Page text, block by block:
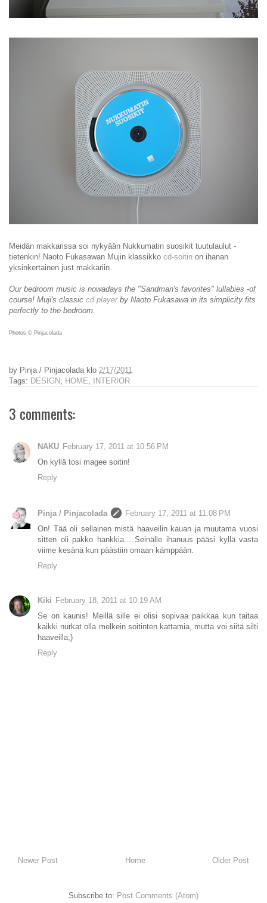
Meidän makkarissa soi nykyään Nukkumatin suosikit tuutulaulut -
tietenkin! Naoto Fukasawan Mujin klassikko cd-soitin on ihanan
yksinkertainen just makkariin.
Our bedroom music is nowadays the "Sandman's favorites" lullabies -of
course! Muji's classic cd playerby Naoto Fukasawa in its simplicity fits
perfectly to the bedroom.
Photos © Pinjacolada
by Pinja / Pinjacolada klo 2/17/2011
Tags: DESIGN, HOME, INTERIOR
3 comments:
NAKU February 17, 2011 at 10:56 PM
On kyllä tosi magee soitin!
Reply
Pinja / Pinjacolada
February 17, 2011 at 11:08 PM
On! Tää oli sellainen mistä haaveilin kauan ja muutama vuosi
sitten oli pakko hankkia... Seinälle ihanuus pääsi kyllä vasta
viime kesänä kun päästiin omaan kämppään.
Reply
Kiki February 18, 2011 at 10:19 AM
Se on kaunis! Meillä sille ei olisi sopivaa paikkaa kun taitaa
kaikki nurkat olla melkein soitinten kattamia, mutta voi siitä silti
haaveilla;)
Reply
Newer Post Older Post
Home
Subscribe to: Post Comments (Atom)